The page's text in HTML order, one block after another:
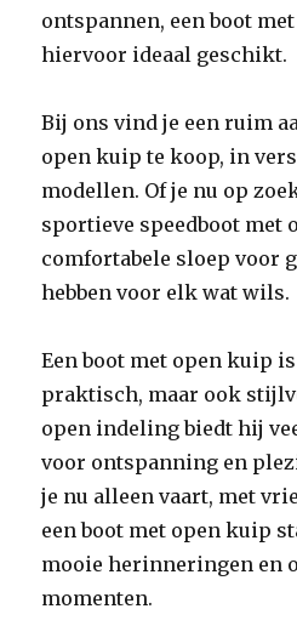
ontspannen, een boot
hiervoor ideaal geschikt.
Bij ons vind je een ruim
open kuip te koop, in
modellen. Of je nu op
sportieve speedboot met
comfortabele sloep voor
hebben voor elk wat wils.
Een boot met open kuip
praktisch, maar ook
open indeling biedt hij
voor ontspanning en
je nu alleen vaart, met
een boot met open kuip
mooie herinneringen en
momenten.